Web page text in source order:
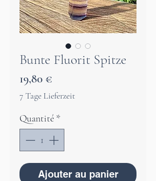
Bunte Fluorit Spitze
19,80 €
7 Tage Lieferzeit
Quantité *
Ajouter au panier